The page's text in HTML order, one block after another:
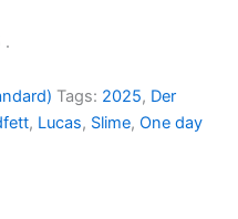
.
Tags: 2025, Der
, Lucas, Slime, One day